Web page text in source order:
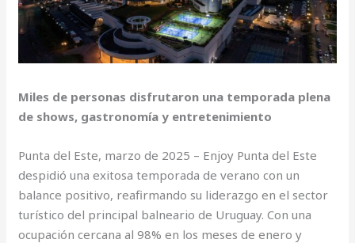
Miles de personas disfrutaron una temporada plena
de shows, gastronomía y entretenimiento
Punta del Este, marzo de 2025 – Enjoy Punta del Este
despidió una exitosa temporada de verano con un
balance positivo, reafirmando su liderazgo en el sector
turístico del principal balneario de Uruguay. Con una
ocupación cercana al 98% en los meses de enero y